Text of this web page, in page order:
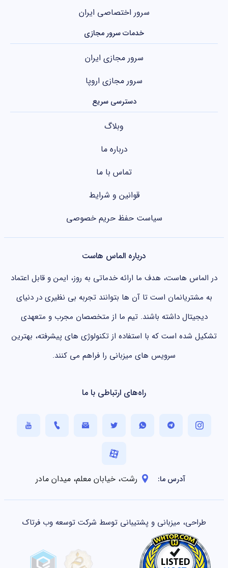
سرور اختصاصی ایران
خدمات سرور مجازی
سرور مجازی ایران
سرور مجازی اروپا
دسترسی سریع
وبلاگ
درباره ما
تماس با ما
قوانین و شرایط
سیاست حفظ حریم خصوصی
درباره الماس هاست
در الماس هاست، هدف ما ارائه خدماتی به روز، ایمن و قابل اعتماد
به مشتریانمان است تا آن ها بتوانند تجربه بی نظیری در دنیای
دیجیتال داشته باشند. تیم ما از متخصصان مجرب و متعهدی
تشکیل شده است که با استفاده از تکنولوژی های پیشرفته، بهترین
سرویس های میزبانی را فراهم می کنند.
راه‌های ارتباطی با ما
آدرس ما: رشت، خیابان معلم، میدان مادر
طراحی، میزبانی و پشتیبانی توسط شرکت توسعه وب فرتاک